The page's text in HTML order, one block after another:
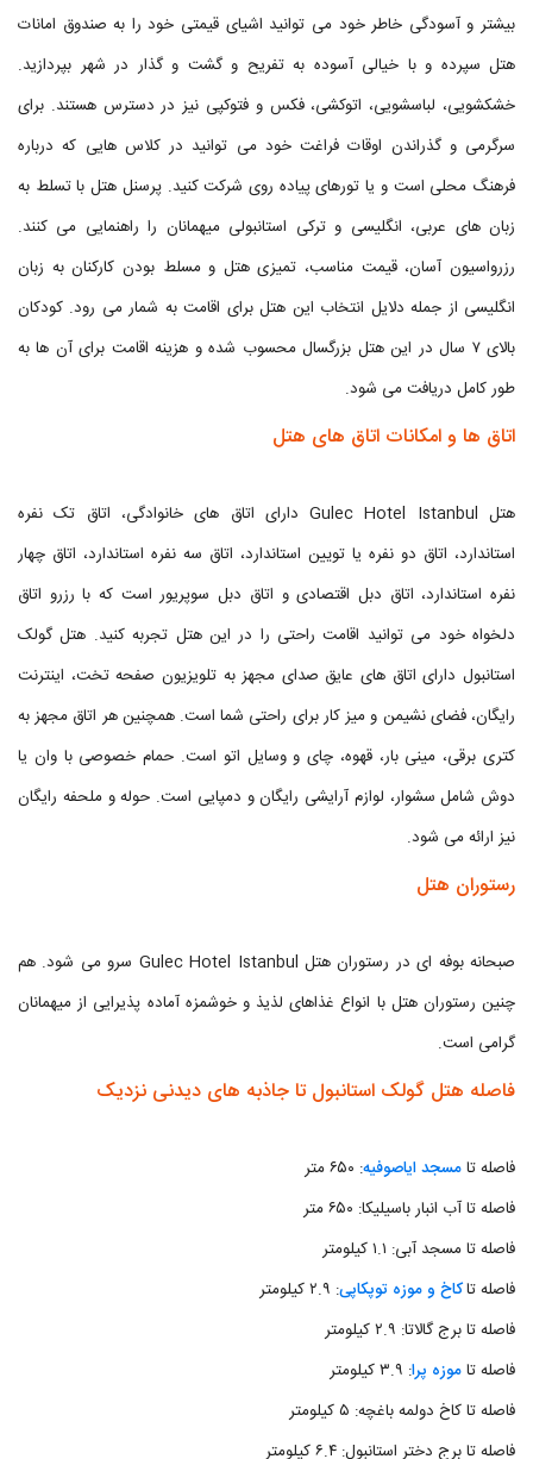
بیشتر و آسودگی خاطر خود می توانید اشیای قیمتی خود را به صندوق امانات
هتل سپرده و با خیالی آسوده به تفریح و گشت و گذار در شهر بپردازید.
خشکشویی، لباسشویی، اتوکشی، فکس و فتوکپی نیز در دسترس هستند. برای
سرگرمی و گذراندن اوقات فراغت خود می توانید در کلاس هایی که درباره
فرهنگ محلی است و یا تورهای پیاده روی شرکت کنید. پرسنل هتل با تسلط به
زبان های عربی، انگلیسی و ترکی استانبولی میهمانان را راهنمایی می کنند.
رزرواسیون آسان، قیمت مناسب، تمیزی هتل و مسلط بودن کارکنان به زبان
انگلیسی از جمله دلایل انتخاب این هتل برای اقامت به شمار می رود. کودکان
بالای ۷ سال در این هتل بزرگسال محسوب شده و هزینه اقامت برای آن ها به
طور کامل دریافت می شود.
اتاق ها و امکانات اتاق های هتل
هتل Gulec Hotel Istanbul دارای اتاق های خانوادگی، اتاق تک نفره
استاندارد، اتاق دو نفره یا تویین استاندارد، اتاق سه نفره استاندارد، اتاق چهار
نفره استاندارد، اتاق دبل اقتصادی و اتاق دبل سوپریور است که با رزرو اتاق
دلخواه خود می توانید اقامت راحتی را در این هتل تجربه کنید. هتل گولک
استانبول دارای اتاق های عایق صدای مجهز به تلویزیون صفحه تخت، اینترنت
رایگان، فضای نشیمن و میز کار برای راحتی شما است. همچنین هر اتاق مجهز به
کتری برقی، مینی بار، قهوه، چای و وسایل اتو است. حمام خصوصی با وان یا
دوش شامل سشوار، لوازم آرایشی رایگان و دمپایی است. حوله و ملحفه رایگان
نیز ارائه می شود.
رستوران هتل
صبحانه بوفه ای در رستوران هتل Gulec Hotel Istanbul سرو می شود. هم
چنین رستوران هتل با انواع غذاهای لذیذ و خوشمزه آماده پذیرایی از میهمانان
گرامی است.
فاصله هتل گولک استانبول تا جاذبه های دیدنی نزدیک
فاصله تامسجد ایاصوفیه: ۶۵۰ متر
فاصله تا آب انبار باسیلیکا: ۶۵۰ متر
فاصله تا مسجد آبی: ۱.۱ کیلومتر
فاصله تاکاخ و موزه توپکاپی: ۲.۹ کیلومتر
فاصله تا برج گالاتا: ۲.۹ کیلومتر
فاصله تاموزه پرا: ۳.۹ کیلومتر
فاصله تا کاخ دولمه باغچه: ۵ کیلومتر
فاصله تا برج دختر استانبول: ۶.۴ کیلومتر